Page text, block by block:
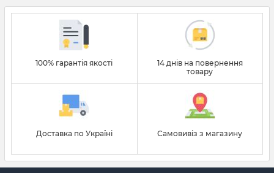
100% гарантія якості
14 днів на повернення
товару
Доставка по Україні Самовивіз з магазину